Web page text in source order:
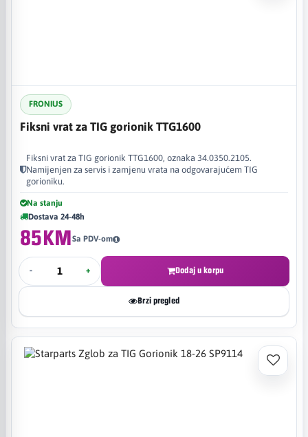
FRONIUS
Fiksni vrat za TIG gorionik TTG1600
Fiksni vrat za TIG gorionik TTG1600, oznaka 34.0350.2105.
Namijenjen za servis i zamjenu vrata na odgovarajućem TIG
gorioniku.
Na stanju
Dostava 24-48h
85KMSa PDV-om
- + Dodaj u korpu
Brzi pregled